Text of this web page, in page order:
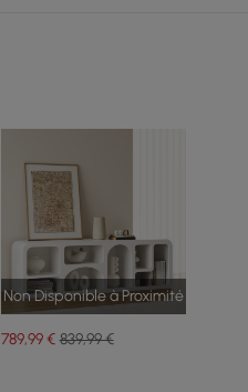
Non Disponible à Proximité
789,99€ 839,99 €